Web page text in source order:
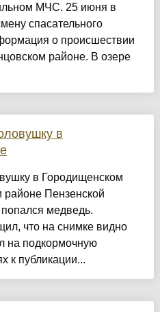
МЧС. 25 июня в
спасательного
о происшествии
районе. В озере
в
в Городищенском
Пензенской
медведь.
что на снимке видно
на подкормочную
к публикации...